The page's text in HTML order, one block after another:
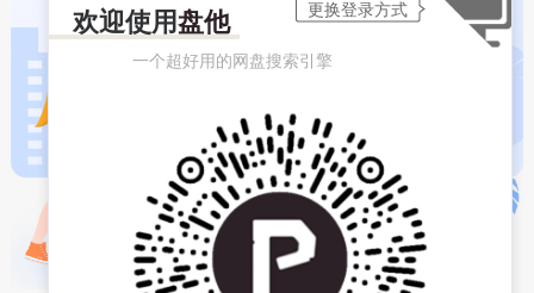
欢迎使用盘他
一个超好用的网盘搜索引擎